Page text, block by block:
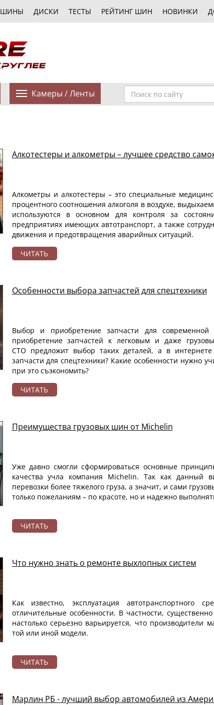
ШИНЫ ДИСКИ ТЕСТЫ РЕЙТИНГ ШИН НОВИНКИ
Камеры / Ленты
Алкотестеры и алкометры – лучшее средство
Алкометры и алкотестеры – это специальные
процентного соотношения алкоголя в воздухе,
используются в основном для контроля за
предприятиях имеющих автотранспорт, а также
движения и предотвращения аварийных ситуаций.
ЧИТАТЬ
Особенности выбора запчастей для спецтехники
Выбор и приобретение запчасти для
приобретение запчастей к легковым и даже
СТО предложит выбор таких деталей, а в
запчасти для спецтехники? Какие особенности нужно
при это съэкономить?
ЧИТАТЬ
Преимущества грузовых шин от Michelin
Уже давно смогли сформироваться основные
качества учла компания Michelin. Так как данный
перевозки более тяжелого груза, а значит, и сами
только пожеланиям – по красоте, но и надежно
ЧИТАТЬ
Что нужно знать о ремонте выхлопных систем
Как известно, эксплуатация автотранспортного
отличительные особенности. В частности,
настолько серьезно варьируется, что
той или иной модели.
ЧИТАТЬ
Марлин РБ - лучший выбор автомобилей из